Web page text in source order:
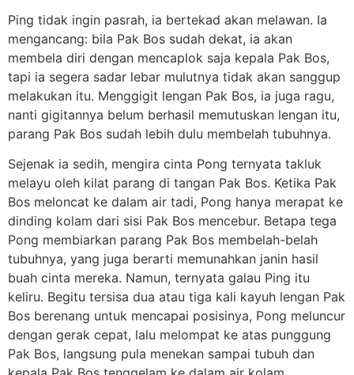
Ping tidak ingin pasrah, ia bertekad akan melawan. Ia
mengancang: bila Pak Bos sudah dekat, ia akan
membela diri dengan mencaplok saja kepala Pak Bos,
tapi ia segera sadar lebar mulutnya tidak akan sanggup
melakukan itu. Menggigit lengan Pak Bos, ia juga ragu,
nanti gigitannya belum berhasil memutuskan lengan itu,
parang Pak Bos sudah lebih dulu membelah tubuhnya.
Sejenak ia sedih, mengira cinta Pong ternyata takluk
melayu oleh kilat parang di tangan Pak Bos. Ketika Pak
Bos meloncat ke dalam air tadi, Pong hanya merapat ke
dinding kolam dari sisi Pak Bos mencebur. Betapa tega
Pong membiarkan parang Pak Bos membelah-belah
tubuhnya, yang juga berarti memunahkan janin hasil
buah cinta mereka. Namun, ternyata galau Ping itu
keliru. Begitu tersisa dua atau tiga kali kayuh lengan Pak
Bos berenang untuk mencapai posisinya, Pong meluncur
dengan gerak cepat, lalu melompat ke atas punggung
Pak Bos, langsung pula menekan sampai tubuh dan